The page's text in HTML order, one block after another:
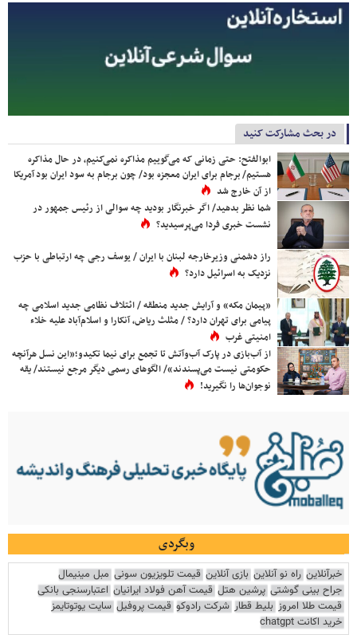
در بحث مشارکت کنید
ابوالفتح: حتی زمانی که می‌گوییم مذاکره نمی‌کنیم، در حال مذاکره
هستیم/ برجام برای ایران معجزه بود/ چون برجام به سود ایران بود آمریکا
از آن خارج شد
شما نظر بدهید/ اگر خبرنگار بودید چه سوالی از رئیس جمهور در
نشست خبری فردا می‌پرسیدید؟
راز دشمنی وزیرخارجه لبنان با ایران / یوسف رجی چه ارتباطی با حزب
نزدیک به اسرائیل دارد؟
«پیمان مکه» و آرایش جدید منطقه / ائتلاف نظامی جدید اسلامی چه
پیامی برای تهران دارد؟ / مثلث ریاض، آنکارا و اسلام‌آباد علیه خلاء
امنیتی غرب
از آب‌بازی در پارک آب‌وآتش تا تجمع برای نیما تکیدو؛«این نسل هرآنچه
حکومتی نیست می‌پسندند»/ الگوهای رسمی دیگر مرجع نیستند/ یقه
نوجوان‌ها را نگیرید!
وبگردی
خبرآنلاین راه نو آنلاین بازی آنلاین قیمت تلویزیون سونی مبل مینیمال
جراح بینی گوشتی پرشین هتل قیمت آهن فولاد ایرانیان اعتبارسنجی بانکی
قیمت طلا امروز بلیط قطار شرکت رادوکو قیمت پروفیل سایت یوتوتایمز
خرید اکانت chatgpt